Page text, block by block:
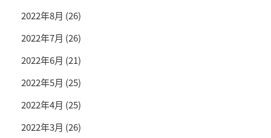
2022年8月 (26)
2022年7月 (26)
2022年6月 (21)
2022年5月 (25)
2022年4月 (25)
2022年3月 (26)